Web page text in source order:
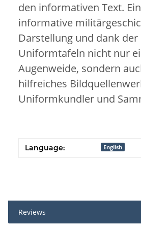
den informativen Text.
informative
Darstellung und dank
Uniformtafeln nicht nur
Augenweide, sondern
hilfreiches
Uniformkundler und
Language: English
Reviews